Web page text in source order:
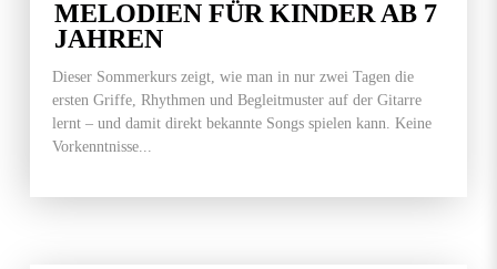
MELODIEN FÜR KINDER AB 7
JAHREN
Dieser Sommerkurs zeigt, wie man in nur zwei Tagen die
ersten Griffe, Rhythmen und Begleitmuster auf der Gitarre
lernt – und damit direkt bekannte Songs spielen kann. Keine
Vorkenntnisse...